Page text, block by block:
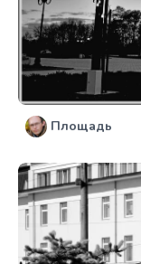
Площадь